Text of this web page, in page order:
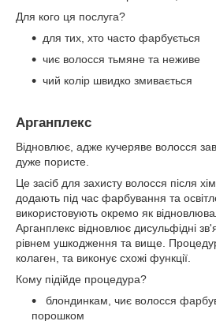
Для кого ця послуга?
для тих, хто часто фарбується
чиє волосся тьмяне та неживе
чий колір швидко змивається
Арганплекс
Відновлює, адже кучеряве волосся
дуже пористе.
Це засіб для захисту волосся після
додають під час фарбування та
використовують окремо як
Арганплекс відновлює дисульфідні
рівнем ушкодження та вище.
колаген, та виконує схожі функції.
Кому підійде процедура?
блондинкам, чиє волосся
порошком